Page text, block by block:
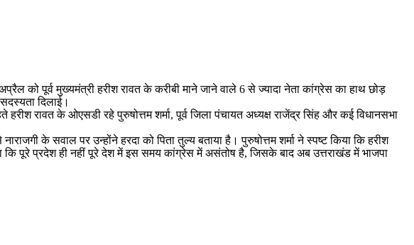
को पूर्व मुख्यमंत्री हरीश रावत के करीबी माने जाने वाले 6 से ज्यादा नेता कांग्रेस का हाथ छोड़
दिलाई।
रावत के ओएसडी रहे पुरुषोत्तम शर्मा, पूर्व जिला पंचायत अध्यक्ष राजेंद्र सिंह और कई विधानसभा
के सवाल पर उन्होंने हरदा को पिता तुल्य बताया है। पुरुषोत्तम शर्मा ने स्पष्ट किया कि हरीश
कि पूरे प्रदेश ही नहीं पूरे देश में इस समय कांग्रेस में असंतोष है, जिसके बाद अब उत्तराखंड में भाजपा